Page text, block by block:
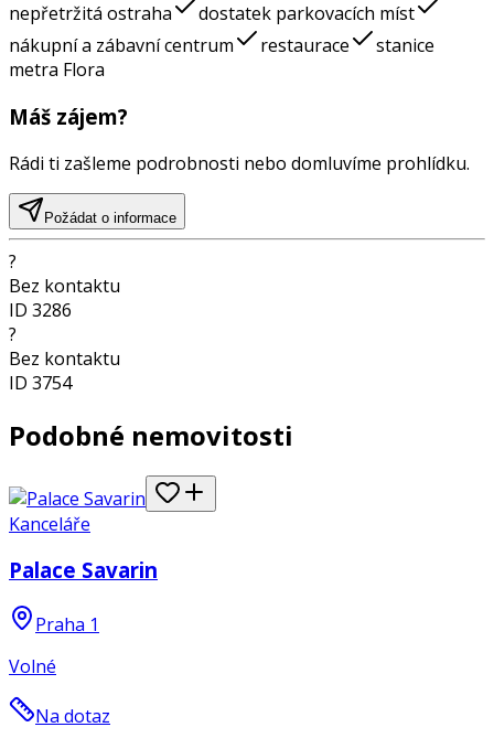
nepřetržitá ostraha
dostatek parkovacích míst
nákupní a zábavní centrum
restaurace
stanice
metra Flora
Máš zájem?
Rádi ti zašleme podrobnosti nebo domluvíme prohlídku.
Požádat o informace
?
Bez kontaktu
ID 3286
?
Bez kontaktu
ID 3754
Podobné nemovitosti
Kanceláře
Palace Savarin
Praha 1
Volné
Na dotaz